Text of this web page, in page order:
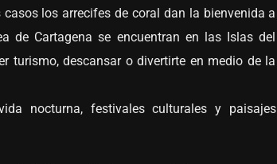
los arrecifes de coral dan la bienvenida a
de Cartagena se encuentran en las Islas del
turismo, descansar o divertirte en medio de la
nocturna, festivales culturales y paisajes